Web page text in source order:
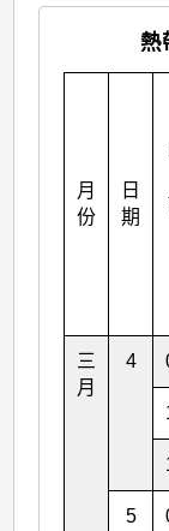
熱
月
份
日
期
三
月
4
5